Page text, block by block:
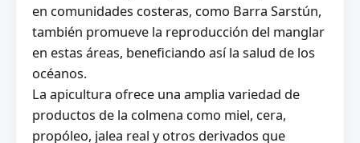
en comunidades costeras, como Barra Sarstún,
también promueve la reproducción del manglar
en estas áreas, beneficiando así la salud de los
océanos.
La apicultura ofrece una amplia variedad de
productos de la colmena como miel, cera,
propóleo, jalea real y otros derivados que